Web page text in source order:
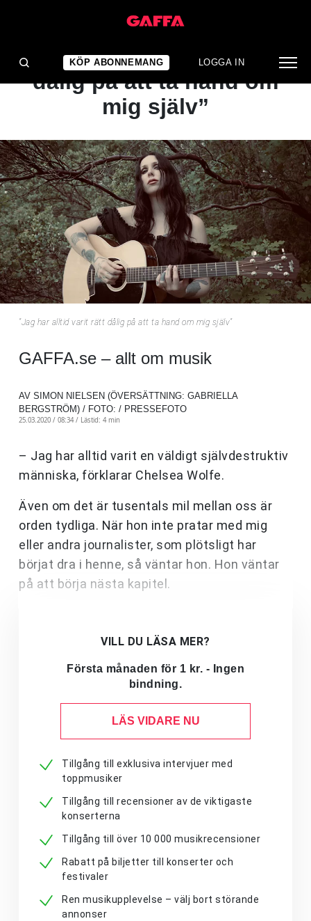
KÖP ABONNEMANG LOGGA IN
ARTIKEL
”Jag har alltid varit rätt
dålig på att ta hand om
mig själv”
”Jag har alltid varit rätt dålig på att ta hand om mig själv”
GAFFA.se – allt om musik
AV SIMON NIELSEN (ÖVERSÄTTNING: GABRIELLA
BERGSTRÖM) / FOTO: / PRESSEFOTO
25.03.2020 / 08:34 / Lästid: 4 min
– Jag har alltid varit en väldigt självdestruktiv
människa, förklarar Chelsea Wolfe.
Även om det är tusentals mil mellan oss är
orden tydliga. När hon inte pratar med mig
eller andra journalister, som plötsligt har
börjat dra i henne, så väntar hon. Hon väntar
på att börja nästa kapitel.
VILL DU LÄSA MER?
Första månaden för 1 kr. - Ingen
bindning.
LÄS VIDARE NU
Tillgång till exklusiva intervjuer med
toppmusiker
Tillgång till recensioner av de viktigaste
konserterna
Tillgång till över 10 000 musikrecensioner
Rabatt på biljetter till konserter och
festivaler
Ren musikupplevelse – välj bort störande
annonser